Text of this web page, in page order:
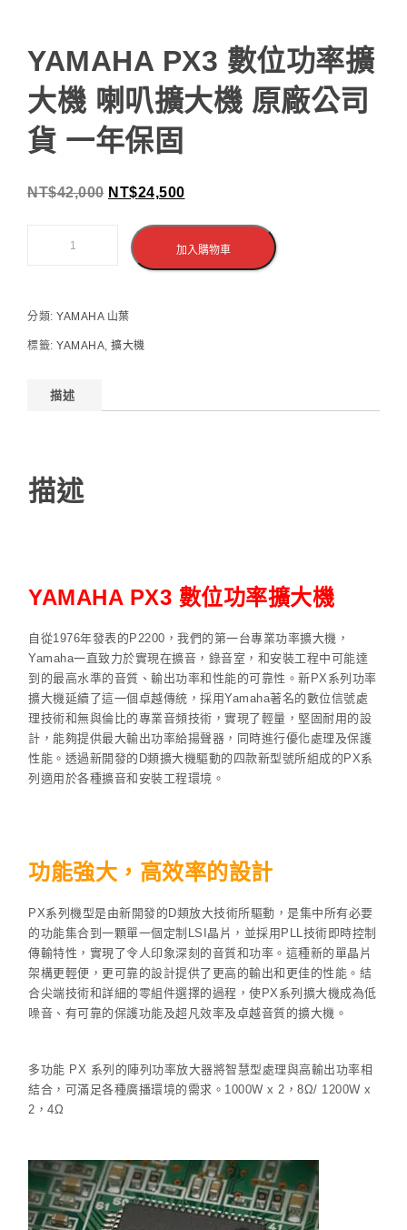
YAMAHA PX3 數位功率擴
大機 喇叭擴大機 原廠公司
貨 一年保固
NT$42,000 NT$24,500
加入購物車
分類: YAMAHA 山葉
標籤: YAMAHA, 擴大機
描述
描述
YAMAHA PX3 數位功率擴大機
自從1976年發表的P2200，我們的第一台專業功率擴大機，
Yamaha一直致力於實現在擴音，錄音室，和安裝工程中可能達
到的最高水準的音質、輸出功率和性能的可靠性。新PX系列功率
擴大機延續了這一個卓越傳統，採用Yamaha著名的數位信號處
理技術和無與倫比的專業音頻技術，實現了輕量，堅固耐用的設
計，能夠提供最大輸出功率給揚聲器，同時進行優化處理及保護
性能。透過新開發的D類擴大機驅動的四款新型號所組成的PX系
列適用於各種擴音和安裝工程環境。
功能強大，高效率的設計
PX系列機型是由新開發的D類放大技術所驅動，是集中所有必要
的功能集合到一顆單一個定制LSI晶片，並採用PLL技術即時控制
傳輸特性，實現了令人印象深刻的音質和功率。這種新的單晶片
架構更輕便，更可靠的設計提供了更高的輸出和更佳的性能。結
合尖端技術和詳細的零組件選擇的過程，使PX系列擴大機成為低
噪音、有可靠的保護功能及超凡效率及卓越音質的擴大機。
多功能 PX 系列的陣列功率放大器將智慧型處理與高輸出功率相
結合，可滿足各種廣播環境的需求。1000W x 2，8Ω/ 1200W x
2，4Ω